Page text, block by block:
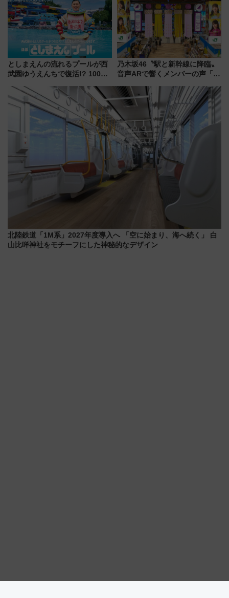
ーは9月
としまえんの流れるプールが西
武園ゆうえんちで復活!? 100周
イダー」に注目 2026年夏は所
沢へ遊びに行こう
乃木坂46〝駅と新幹線に降臨〟
音声ARで響くメンバーの声「真
北陸鉄道「1M系」2027年度導入へ 「空に始まり、海へ続く」 白
山比咩神社をモチーフにした神秘的なデザイン